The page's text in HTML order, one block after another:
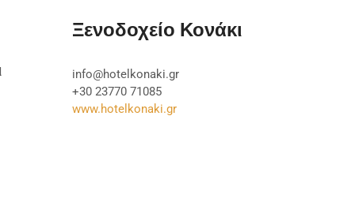
Ξενοδοχείο Κονάκι
info@hotelkonaki.gr
+30 23770 71085
www.hotelkonaki.gr